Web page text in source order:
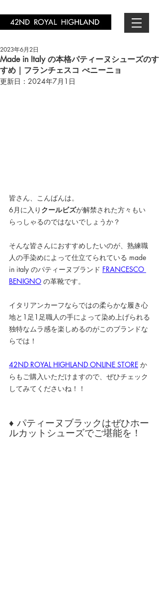
Made in Italy の本格パティーヌシューズのす
すめ｜フランチェスコ べニーニョ
2023年6月2日
更新日： 2024年7月1日
皆さん、こんばんは。
6月に入り クールビズが解禁された方々もい
らっしゃるのではないでしょうか？
そんな皆さんにおすすめしたいのが、熟練職
人の手染めによって仕立てられている made
in italy のパティーヌブランド FRANCESCO
BENIGNO の革靴です。
イタリアンカーフならではの柔らかな履き心
地と1足1足職人の手によって染め上げられる
独特なムラ感を楽しめるのがこのブランドな
らでは！
42ND ROYAL HIGHLAND ONLINE STORE か
らもご購入いただけますので、ぜひチェック
してみてくださいね！！
♦ パティーヌブラックはぜひホー
ルカットシューズでご堪能を！